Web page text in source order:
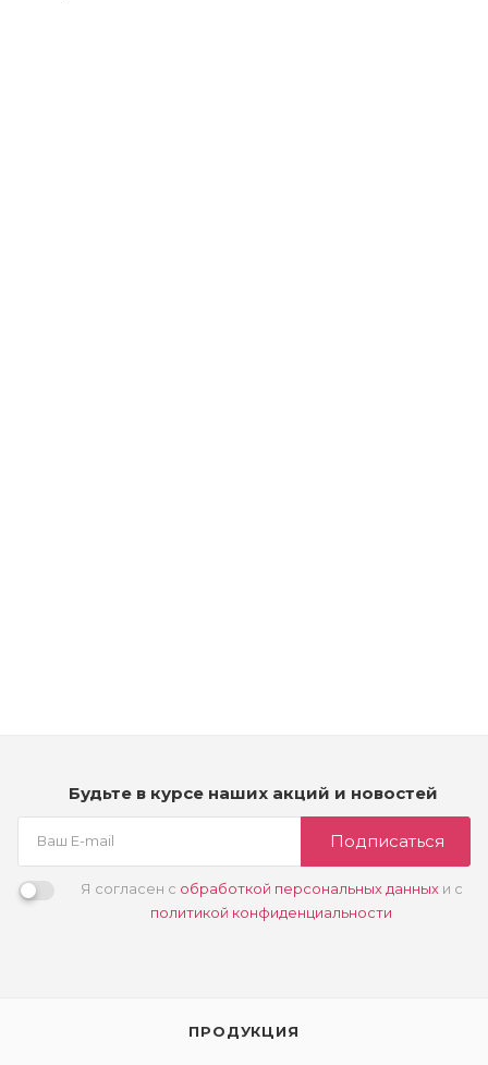
Будьте в курсе наших акций и новостей
Подписаться
Я согласен с обработкой персональных данныхи с
политикой конфиденциальности
ПРОДУКЦИЯ